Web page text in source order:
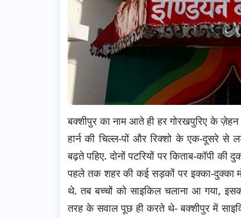
बक्शीपुर का नाम आते ही हर गोरखपुरिए के
हार्न की चिल्ल-पों और रिक्शो के एक-दूसरे
बढ़ते पहिए. दोनों पटरियों पर किताब-कॉपी
पहले तक शहर की कई सड़कों पर इक्का-दुक्का
थे. तब बच्चों को साइकिल चलाना आ गया,
तरह के सवाल पूछ ही करते थे- बक्शीपुर में